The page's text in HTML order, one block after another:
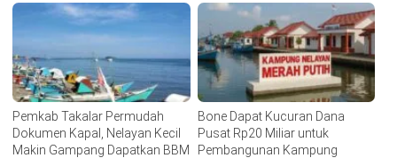
Pemkab Takalar Permudah
Dokumen Kapal, Nelayan Kecil
Makin Gampang Dapatkan BBM
Bone Dapat Kucuran Dana
Pusat Rp20 Miliar untuk
Pembangunan Kampung